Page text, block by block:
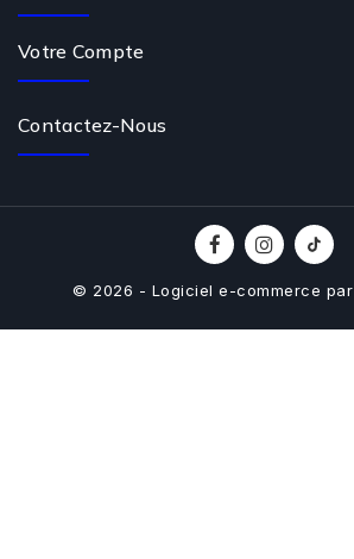
Votre Compte
Contactez-Nous
© 2026 - Logiciel e-commerce par